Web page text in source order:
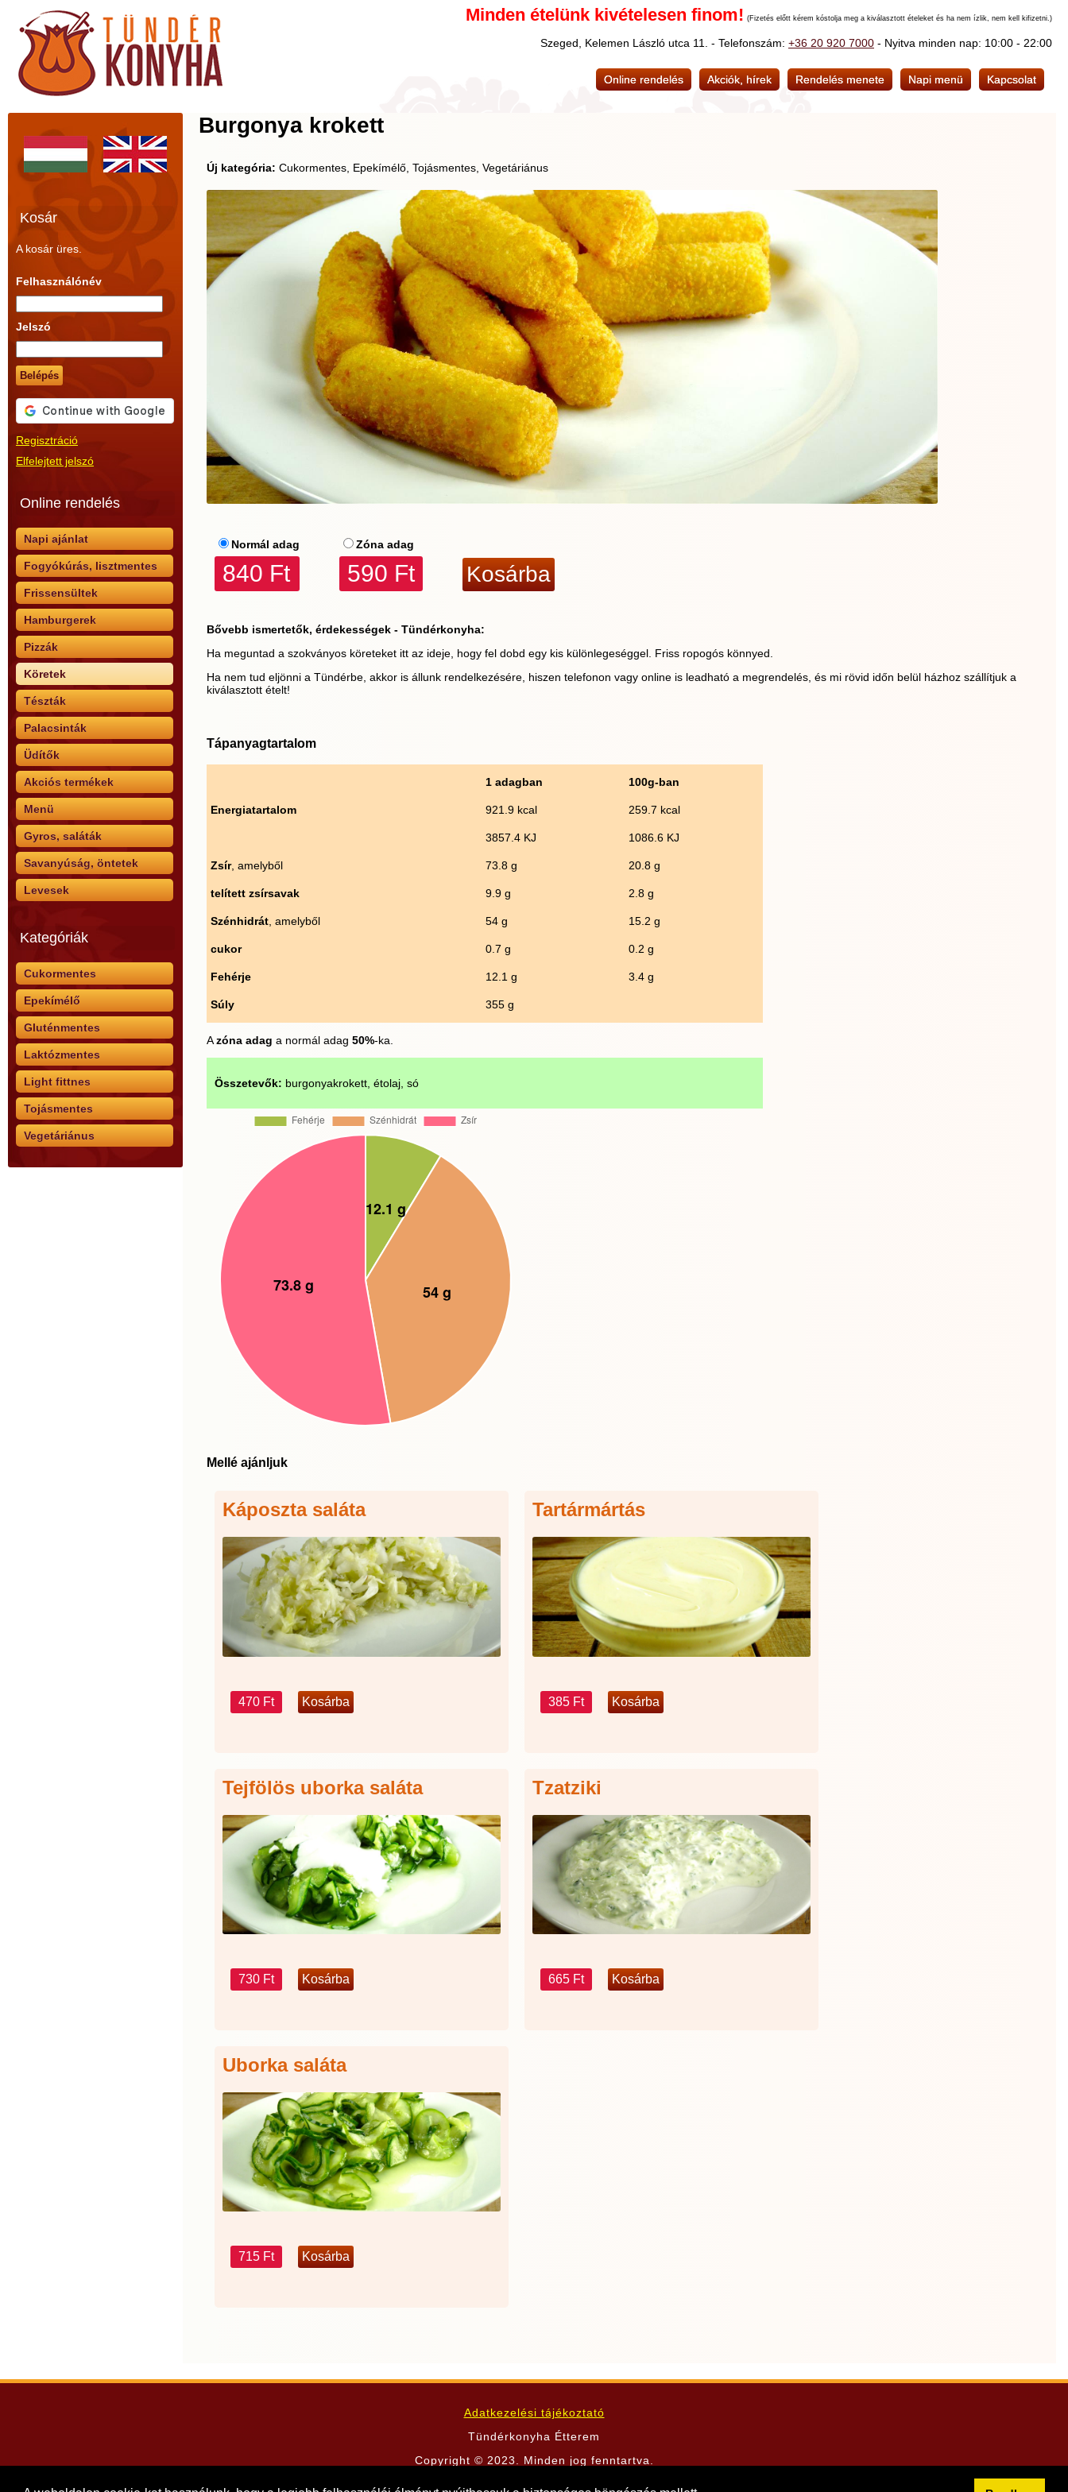
Minden ételünk kivételesen finom! (Fizetés előtt kérem kóstolja meg a kiválasztott ételeket és ha nem ízlik, nem kell kifizetni.)
Szeged, Kelemen László utca 11. - Telefonszám: +36 20 920 7000 - Nyitva minden nap: 10:00 - 22:00
Online rendelés Akciók, hírek Rendelés menete Napi menü Kapcsolat
Kosár
A kosár üres.
Felhasználónév
Jelszó
Belépés
Regisztráció
Elfelejtett jelszó
Online rendelés
Napi ajánlat
Fogyókúrás, lisztmentes
Frissensültek
Hamburgerek
Pizzák
Köretek
Tészták
Palacsinták
Üdítők
Akciós termékek
Menü
Gyros, saláták
Savanyúság, öntetek
Levesek
Kategóriák
Cukormentes
Epekímélő
Gluténmentes
Laktózmentes
Light fittnes
Tojásmentes
Vegetáriánus
Burgonya krokett
Új kategória: Cukormentes, Epekímélő, Tojásmentes, Vegetáriánus
Normál adag
840 Ft
Zóna adag
590 Ft
Bővebb ismertetők, érdekességek - Tündérkonyha:
Ha meguntad a szokványos köreteket itt az ideje, hogy fel dobd egy kis különlegeséggel. Friss ropogós könnyed.
Ha nem tud eljönni a Tündérbe, akkor is állunk rendelkezésére, hiszen telefonon vagy online is leadható a megrendelés, és mi rövid időn belül házhoz szállítjuk a
kiválasztott ételt!
Tápanyagtartalom
1 adagban 100g-ban
Energiatartalom 921.9 kcal 259.7 kcal
3857.4 KJ 1086.6 KJ
Zsír, amelyből 73.8 g 20.8 g
telített zsírsavak 9.9 g 2.8 g
Szénhidrát , amelyből 54 g 15.2 g
cukor 0.7 g 0.2 g
Fehérje 12.1 g 3.4 g
Súly 355 g
Azóna adag a normál adag 50%-ka.
Összetevők: burgonyakrokett, étolaj, só
Mellé ajánljuk
Káposzta saláta
470 Ft
Tartármártás
385 Ft
Tejfölös uborka saláta
730 Ft
Tzatziki
665 Ft
Uborka saláta
715 Ft
Adatkezelési tájékoztató
Tündérkonyha Étterem
Copyright © 2023. Minden jog fenntartva.